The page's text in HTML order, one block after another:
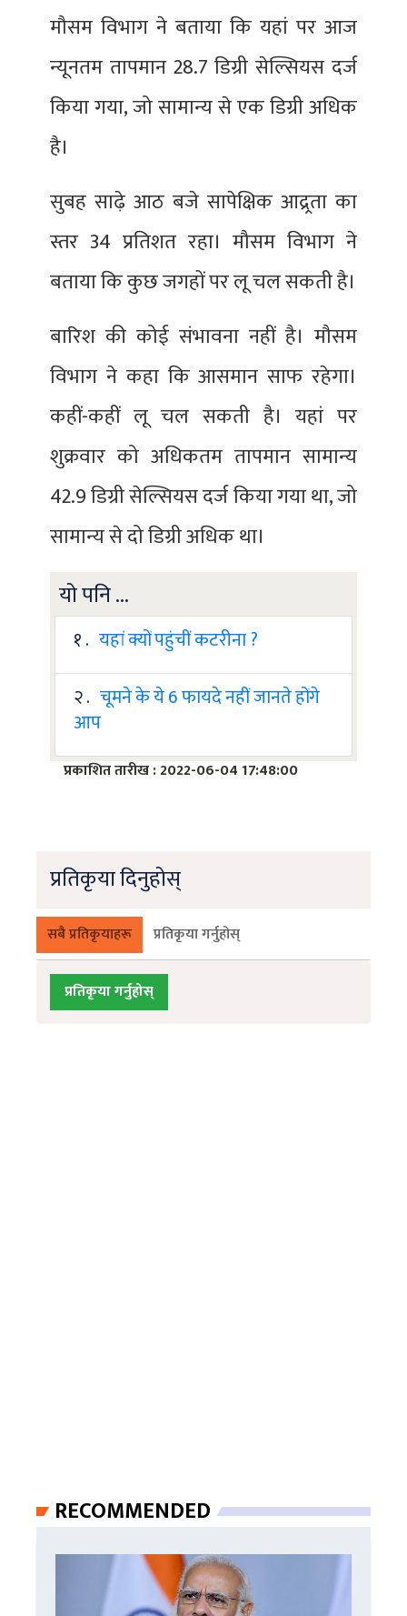
मौसम विभाग ने बताया कि यहां पर आज
न्यूनतम तापमान 28.7 डिग्री सेल्सियस दर्ज
किया गया, जो सामान्य से एक डिग्री अधिक
है।
सुबह साढ़े आठ बजे सापेक्षिक आद्र्रता का
स्तर 34 प्रतिशत रहा। मौसम विभाग ने
बताया कि कुछ जगहों पर लू चल सकती है।
बारिश की कोई संभावना नहीं है। मौसम
विभाग ने कहा कि आसमान साफ रहेगा।
कहीं-कहीं लू चल सकती है। यहां पर
शुक्रवार को अधिकतम तापमान सामान्य
42.9 डिग्री सेल्सियस दर्ज किया गया था, जो
सामान्य से दो डिग्री अधिक था।
यो पनि ...
१ . यहां क्यों पहुंचीं कटरीना ?
२ . चूमने के ये 6 फायदे नहीं जानते होंगे
आप
प्रकाशित तारीख : 2022-06-04 17:48:00
प्रतिकृया दिनुहोस्
सबै प्रतिकृयाहरू प्रतिकृया गर्नुहोस्
प्रतिकृया गर्नुहोस्
RECOMMENDED